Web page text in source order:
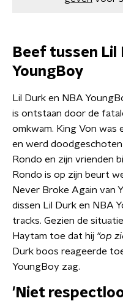
Beef tussen Lil
YoungBoy
Lil Durk en NBA
is ontstaan door de
omkwam. King Von was
en werd doodgeschoten
Rondo en zijn vrienden
Rondo is op zijn beurt
Never Broke Again van
dissen Lil Durk en NBA
tracks. Gezien de
Haytam toe dat hij "op
Durk boos reageerde
YoungBoy zag.
'Niet